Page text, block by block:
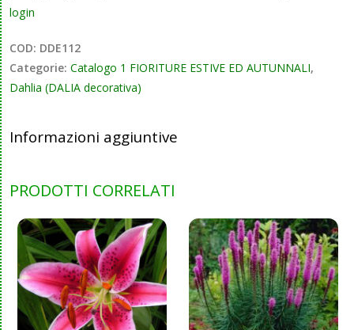
login
COD: DDE112
Categorie: Catalogo 1 FIORITURE ESTIVE ED AUTUNNALI,
Dahlia (DALIA decorativa)
Informazioni aggiuntive
PRODOTTI CORRELATI